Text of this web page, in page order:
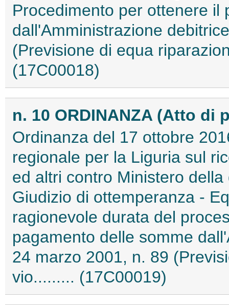
Procedimento per ottenere il
dall'Amministrazione
(Previsione di equa
(17C00018)
n. 10 ORDINANZA (Atto di
Ordinanza del 17 ottobre
regionale per la Liguria sul
ed altri contro Ministero
Giudizio di ottemperanza -
ragionevole durata del
pagamento delle somme
24 marzo 2001, n. 89
vio......... (17C00019)